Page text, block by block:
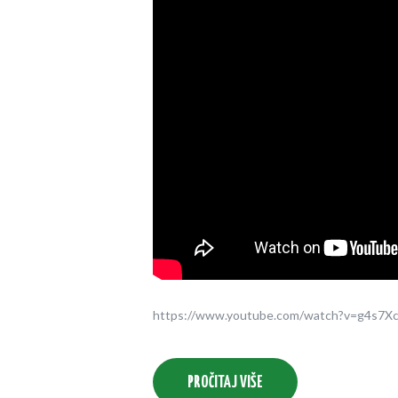
https://www.youtube.com/
PROČITAJ VIŠE